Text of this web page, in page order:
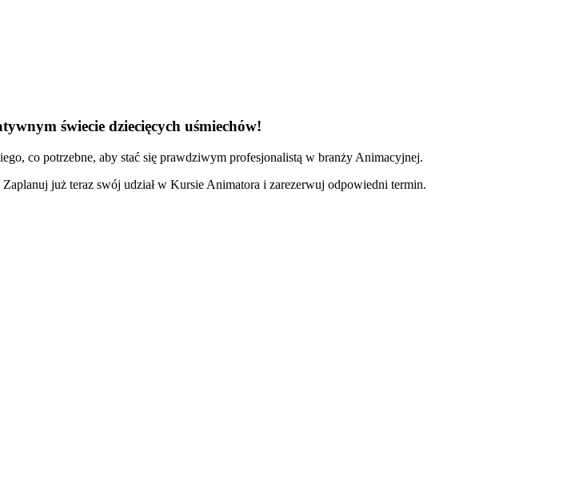
świecie dziecięcych uśmiechów!
co potrzebne, aby stać się prawdziwym profesjonalistą w branży Animacyjnej.
już teraz swój udział w Kursie Animatora i zarezerwuj odpowiedni termin.